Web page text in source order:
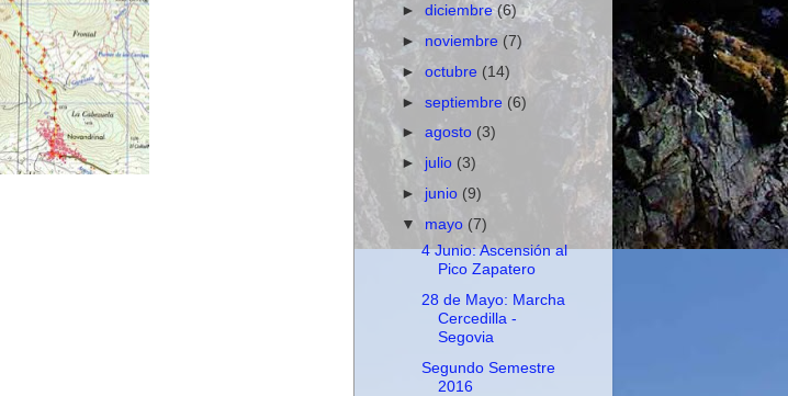
►diciembre(6)
► noviembre (7)
►octubre (14)
►septiembre (6)
►agosto (3)
► julio (3)
► junio (9)
▼ mayo(7)
4 Junio: Ascensión al
Pico Zapatero
28 de Mayo: Marcha
Cercedilla -
Segovia
Segundo Semestre
2016